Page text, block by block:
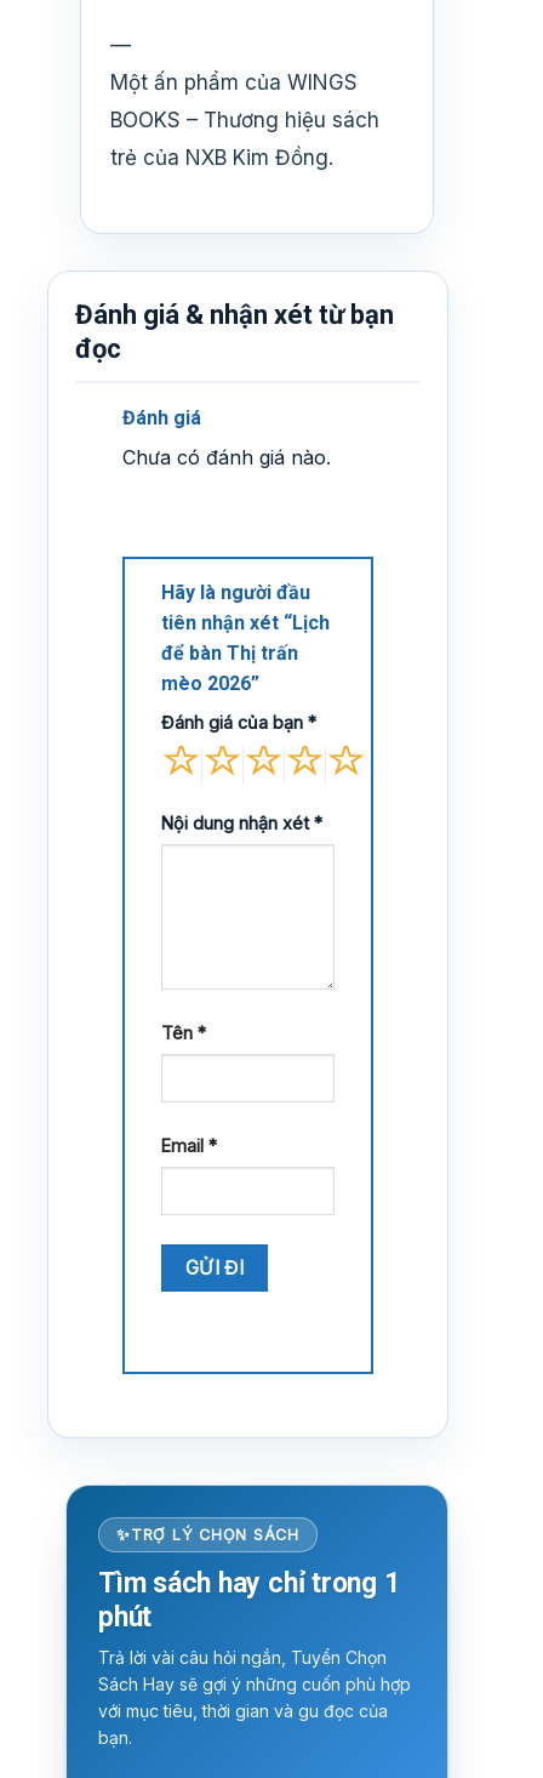
—
Một ấn phẩm của WINGS
BOOKS – Thương hiệu sách
trẻ của NXB Kim Đồng.
Đánh giá & nhận xét từ bạn
đọc
Đánh giá
Chưa có đánh giá nào.
Hãy là người đầu
tiên nhận xét “Lịch
để bàn Thị trấn
mèo 2026”
Đánh giá của bạn *
Nội dung nhận xét*
Tên *
Email *
TRỢ LÝ CHỌN SÁCH
Tìm sách hay chỉ trong 1
phút
Trả lời vài câu hỏi ngắn, Tuyển Chọn
Sách Hay sẽ gợi ý những cuốn phù hợp
với mục tiêu, thời gian và gu đọc của
bạn.